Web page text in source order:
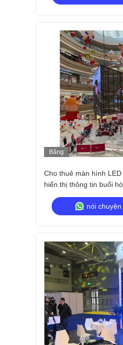
Băng
Cho thuê màn hình
hiển thị thông tin buổi
quảng cáo video
nói chuyện